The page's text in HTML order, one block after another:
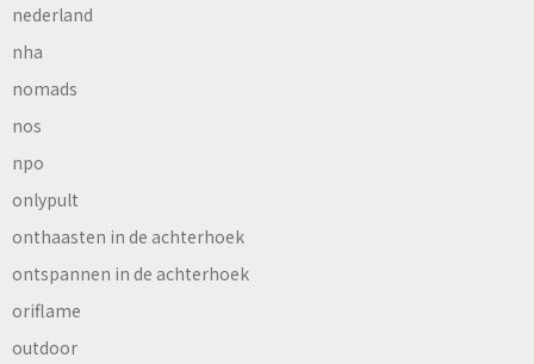
nederland
nha
nomads
nos
npo
onlypult
onthaasten in de achterhoek
ontspannen in de achterhoek
oriflame
outdoor